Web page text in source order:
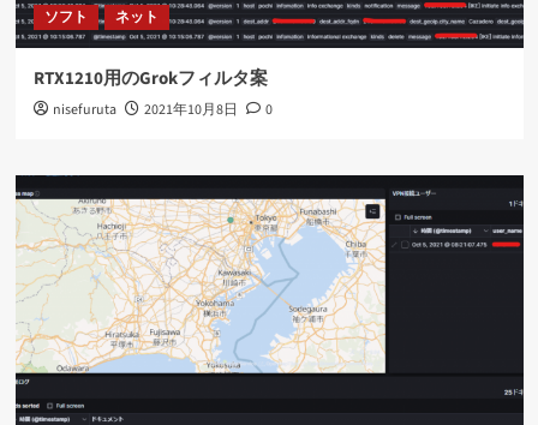
ソフト ネット
RTX1210用のGrokフィルタ案
nisefuruta 2021年10月8日 0